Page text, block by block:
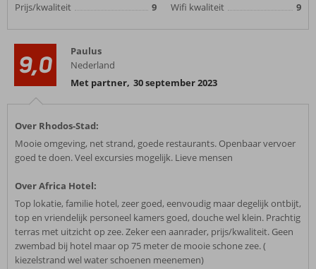
Prijs/kwaliteit
9
Wifi kwaliteit
9
9,0
Paulus
Nederland
Met partner, 30 september 2023
Over Rhodos-Stad:
Mooie omgeving, net strand, goede restaurants. Openbaar vervoer
goed te doen. Veel excursies mogelijk. Lieve mensen
Over Africa Hotel:
Top lokatie, familie hotel, zeer goed, eenvoudig maar degelijk ontbijt,
top en vriendelijk personeel kamers goed, douche wel klein. Prachtig
terras met uitzicht op zee. Zeker een aanrader, prijs/kwaliteit. Geen
zwembad bij hotel maar op 75 meter de mooie schone zee. (
kiezelstrand wel water schoenen meenemen)